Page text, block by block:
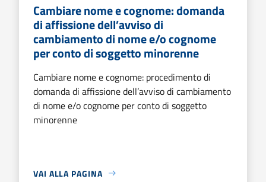
Cambiare nome e cognome: domanda
di affissione dell’avviso di
cambiamento di nome e/o cognome
per conto di soggetto minorenne
Cambiare nome e cognome: procedimento di
domanda di affissione dell’avviso di cambiamento
di nome e/o cognome per conto di soggetto
minorenne
VAI ALLA PAGINA